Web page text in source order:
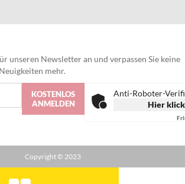
unseren Newsletter an und verpassen Sie keine
mehr.
KOSTENLOS
ANMELDEN
Anti-Roboter-
Hier
Copyright © 2023